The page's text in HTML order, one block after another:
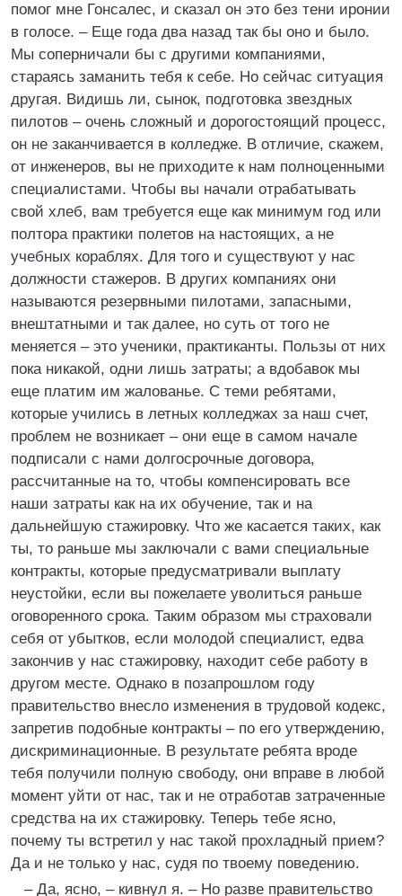
помог мне Гонсалес, и сказал он это без тени иронии
в голосе. – Еще года два назад так бы оно и было.
Мы соперничали бы с другими компаниями,
стараясь заманить тебя к себе. Но сейчас ситуация
другая. Видишь ли, сынок, подготовка звездных
пилотов – очень сложный и дорогостоящий процесс,
он не заканчивается в колледже. В отличие, скажем,
от инженеров, вы не приходите к нам полноценными
специалистами. Чтобы вы начали отрабатывать
свой хлеб, вам требуется еще как минимум год или
полтора практики полетов на настоящих, а не
учебных кораблях. Для того и существуют у нас
должности стажеров. В других компаниях они
называются резервными пилотами, запасными,
внештатными и так далее, но суть от того не
меняется – это ученики, практиканты. Пользы от них
пока никакой, одни лишь затраты; а вдобавок мы
еще платим им жалованье. С теми ребятами,
которые учились в летных колледжах за наш счет,
проблем не возникает – они еще в самом начале
подписали с нами долгосрочные договора,
рассчитанные на то, чтобы компенсировать все
наши затраты как на их обучение, так и на
дальнейшую стажировку. Что же касается таких, как
ты, то раньше мы заключали с вами специальные
контракты, которые предусматривали выплату
неустойки, если вы пожелаете уволиться раньше
оговоренного срока. Таким образом мы страховали
себя от убытков, если молодой специалист, едва
закончив у нас стажировку, находит себе работу в
другом месте. Однако в позапрошлом году
правительство внесло изменения в трудовой кодекс,
запретив подобные контракты – по его утверждению,
дискриминационные. В результате ребята вроде
тебя получили полную свободу, они вправе в любой
момент уйти от нас, так и не отработав затраченные
средства на их стажировку. Теперь тебе ясно,
почему ты встретил у нас такой прохладный прием?
Да и не только у нас, судя по твоему поведению.
– Да, ясно, – кивнул я. – Но разве правительство